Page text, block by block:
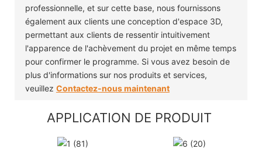
professionnelle, et sur cette base, nous fournissons
également aux clients une conception d'espace 3D,
permettant aux clients de ressentir intuitivement
l'apparence de l'achèvement du projet en même temps
pour confirmer le programme. Si vous avez besoin de
plus d'informations sur nos produits et services,
veuillez Contactez-nous maintenant
APPLICATION DE PRODUIT